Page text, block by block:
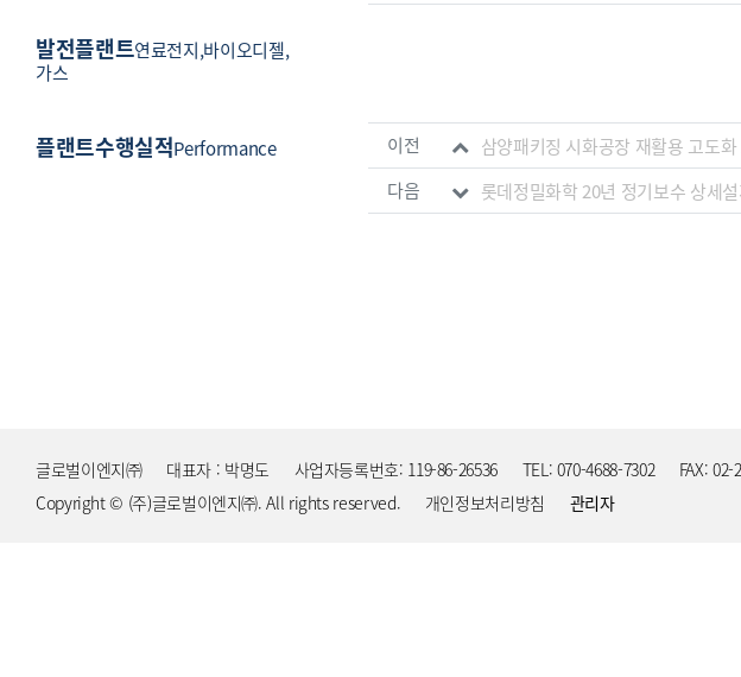
발전플랜트연료전지,바이오디젤,
가스
플랜트수행실적Performance
관련자료
이전 삼양패키징 시화공장 재활용 고도
다음 롯데정밀화학 20년 정기보수 상세
글로벌이엔지㈜ 대표자 : 박명도 사업자등록번호: 119-86-26536 TEL: 070-4688-7302
FAX: 02-
Copyright © (주)글로벌이엔지㈜. All rights reserved.
개인정보처리방침 관리자